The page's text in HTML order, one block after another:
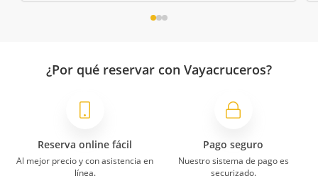
¿Por qué reservar con Vayacruceros?
Reserva online fácil
Al mejor precio y con asistencia en
línea.
Pago seguro
Nuestro sistema de pago es
securizado.